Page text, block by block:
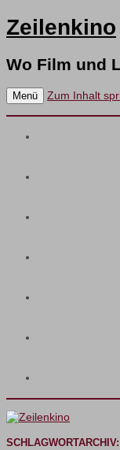
Zeilenkino
Wo Film und
Menü Zum Inhalt
SCHLAGWORTARCHIV: